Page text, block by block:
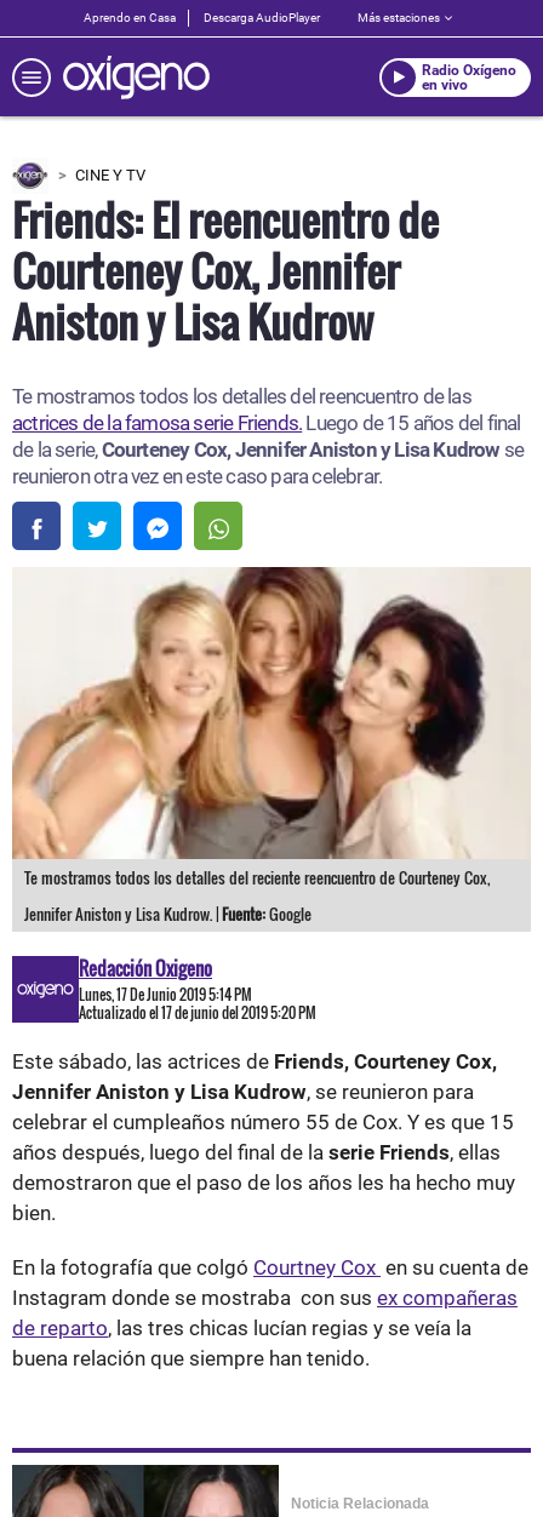
Aprendo en Casa Descarga AudioPlayer Más estaciones
Radio Oxígeno
en vivo
CINE Y TV
Friends: El reencuentro de
Courteney Cox, Jennifer
Aniston y Lisa Kudrow
Te mostramos todos los detalles del reencuentro de las
actrices de la famosa serie Friends. Luego de 15 años del final
de la serie,Courteney Cox, Jennifer Aniston y Lisa Kudrow se
reunieron otra vez en este caso para celebrar.
Te mostramos todos los detalles del reciente reencuentro de Courteney Cox,
Jennifer Aniston y Lisa Kudrow. |Fuente:Google
Redacción Oxigeno
Lunes, 17 De Junio 2019 5:14 PM
Actualizado el 17 de junio del 2019 5:20 PM
Este sábado, las actrices de Friends, Courteney Cox,
Jennifer Aniston y Lisa Kudrow, se reunieron para
celebrar el cumpleaños número 55 de Cox. Y es que 15
años después, luego del final de la serie Friends, ellas
demostraron que el paso de los años les ha hecho muy
bien.
En la fotografía que colgó Courtney Cox en su cuenta de
Instagram donde se mostraba con sus ex compañeras
de reparto, las tres chicas lucían regias y se veía la
buena relación que siempre han tenido.
Noticia Relacionada